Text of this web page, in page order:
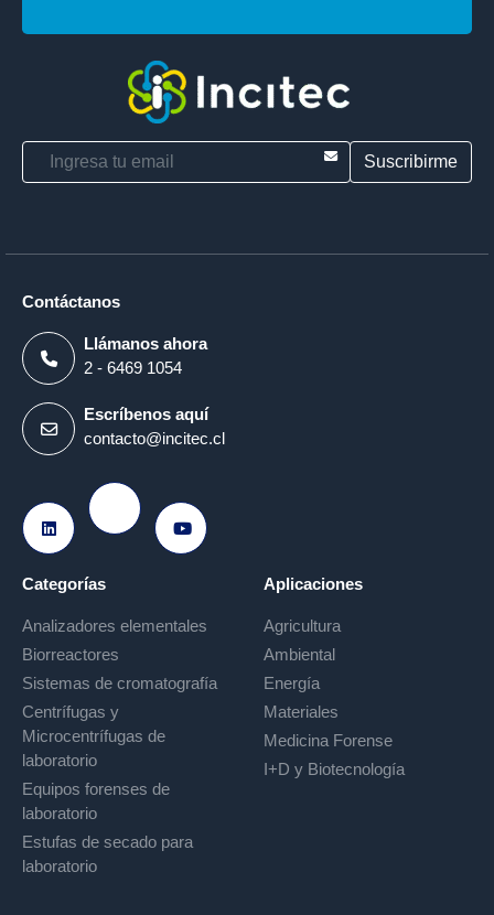
E-mail
Contáctanos
Llámanos ahora
2 - 6469 1054
Escríbenos aquí
contacto@incitec.cl
Ir a LinkedIn
Ir a Instagram
Ir a Youtube
Categorías
Analizadores elementales
Biorreactores
Sistemas de cromatografía
Centrífugas y
Microcentrífugas de
laboratorio
Equipos forenses de
laboratorio
Estufas de secado para
laboratorio
Aplicaciones
Agricultura
Ambiental
Energía
Materiales
Medicina Forense
I+D y Biotecnología